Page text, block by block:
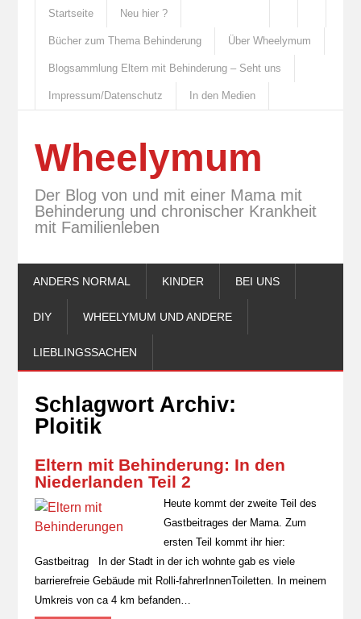
Startseite Neu hier ?
Bücher zum Thema Behinderung Über Wheelymum
Blogsammlung Eltern mit Behinderung – Seht uns
Impressum/Datenschutz In den Medien
Wheelymum
Der Blog von und mit einer Mama mit
Behinderung und chronischer Krankheit
mit Familienleben
ANDERS NORMAL KINDER BEI UNS
DIY WHEELYMUM UND ANDERE
LIEBLINGSSACHEN
Schlagwort Archiv:
Ploitik
Eltern mit Behinderung: In den
Niederlanden Teil 2
Heute kommt der zweite Teil des
Gastbeitrages der Mama. Zum
ersten Teil kommt ihr hier:
Gastbeitrag In der Stadt in der ich wohnte gab es viele
barrierefreie Gebäude mit Rolli-fahrerInnenToiletten. In meinem
Umkreis von ca 4 km befanden…